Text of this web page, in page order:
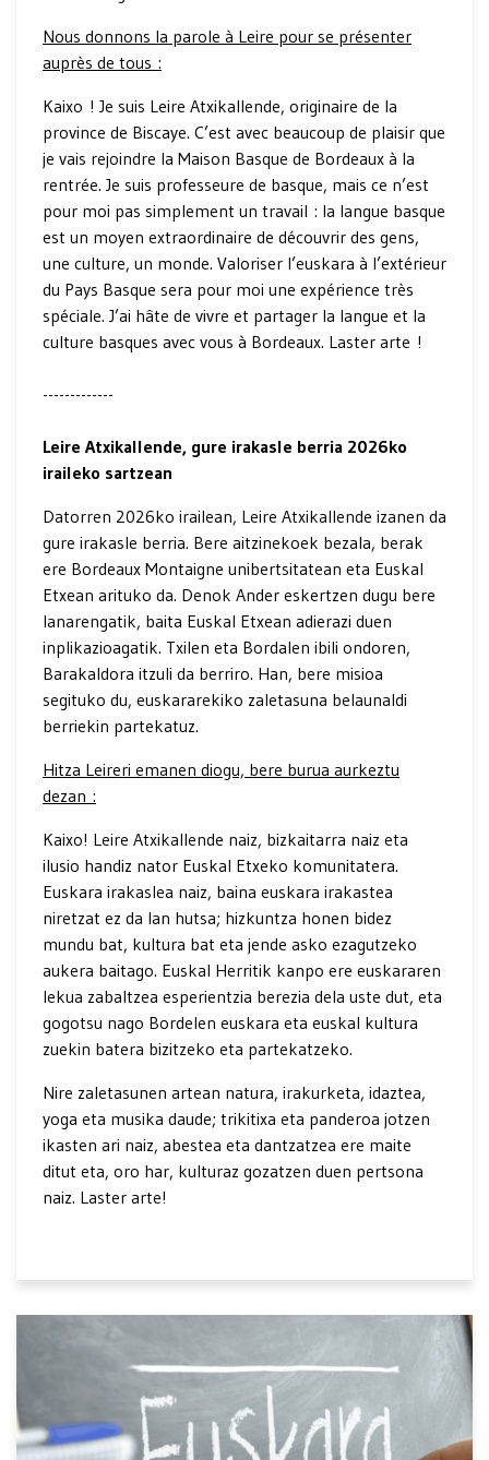
Nous donnons la parole à Leire pour se présenter
auprès de tous :
Kaixo ! Je suis Leire Atxikallende, originaire de la
province de Biscaye. C’est avec beaucoup de plaisir que
je vais rejoindre la Maison Basque de Bordeaux à la
rentrée. Je suis professeure de basque, mais ce n’est
pour moi pas simplement un travail : la langue basque
est un moyen extraordinaire de découvrir des gens,
une culture, un monde. Valoriser l’euskara à l’extérieur
du Pays Basque sera pour moi une expérience très
spéciale. J’ai hâte de vivre et partager la langue et la
culture basques avec vous à Bordeaux. Laster arte !
-------------
Leire Atxikallende, gure irakasle berria 2026ko
iraileko sartzean
Datorren 2026ko irailean, Leire Atxikallende izanen da
gure irakasle berria. Bere aitzinekoek bezala, berak
ere Bordeaux Montaigne unibertsitatean eta Euskal
Etxean arituko da. Denok Ander eskertzen dugu bere
lanarengatik, baita Euskal Etxean adierazi duen
inplikazioagatik. Txilen eta Bordalen ibili ondoren,
Barakaldora itzuli da berriro. Han, bere misioa
segituko du, euskararekiko zaletasuna belaunaldi
berriekin partekatuz.
Hitza Leireri emanen diogu, bere burua aurkeztu
dezan :
Kaixo! Leire Atxikallende naiz, bizkaitarra naiz eta
ilusio handiz nator Euskal Etxeko komunitatera.
Euskara irakaslea naiz, baina euskara irakastea
niretzat ez da lan hutsa; hizkuntza honen bidez
mundu bat, kultura bat eta jende asko ezagutzeko
aukera baitago. Euskal Herritik kanpo ere euskararen
lekua zabaltzea esperientzia berezia dela uste dut, eta
gogotsu nago Bordelen euskara eta euskal kultura
zuekin batera bizitzeko eta partekatzeko.
Nire zaletasunen artean natura, irakurketa, idaztea,
yoga eta musika daude; trikitixa eta panderoa jotzen
ikasten ari naiz, abestea eta dantzatzea ere maite
ditut eta, oro har, kulturaz gozatzen duen pertsona
naiz. Laster arte!